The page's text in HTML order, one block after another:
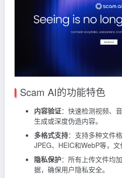
Scam AI的功能特色
内容验证：快速检测视频、
生成或深度伪造内容。
多格式支持：支持多种文件
JPEG、HEIC和WebP等，文
隐私保护：所有上传文件均
据，确保用户隐私安全。